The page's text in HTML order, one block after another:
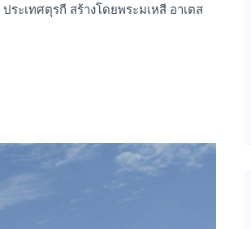
ระเทศตุรกี สร้างโดยพระมเหสี อาเตส